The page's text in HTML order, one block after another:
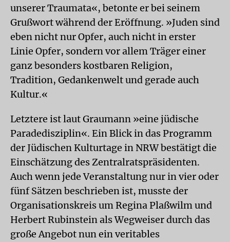
unserer Traumata«, betonte er bei seinem
Grußwort während der Eröffnung. »Juden sind
eben nicht nur Opfer, auch nicht in erster
Linie Opfer, sondern vor allem Träger einer
ganz besonders kostbaren Religion,
Tradition, Gedankenwelt und gerade auch
Kultur.«
Letztere ist laut Graumann »eine jüdische
Paradedisziplin«. Ein Blick in das Programm
der Jüdischen Kulturtage in NRW bestätigt die
Einschätzung des Zentralratspräsidenten.
Auch wenn jede Veranstaltung nur in vier oder
fünf Sätzen beschrieben ist, musste der
Organisationskreis um Regina Plaßwilm und
Herbert Rubinstein als Wegweiser durch das
große Angebot nun ein veritables